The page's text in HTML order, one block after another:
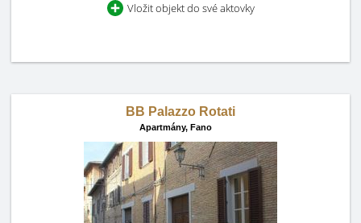
Vložit objekt do své aktovky
BB Palazzo Rotati
Apartmány, Fano